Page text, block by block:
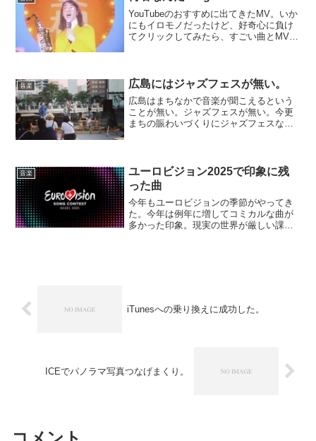
なディーバが多かった気も...
YouTubeのおすすめに出てきたMV。いか
にもイロモノだったけど、好奇心に負け
てクリックしてみたら、すごい曲とMVだ
い。レイニッチみ...
音楽 広島にはジャズフェスが無い。
広島はまちなかで音楽が聞こえるという
ことが無い。ジャズフェスが無い。今更
まちの賑わいづくりにジャズフェスなん
しコンプレックスに感じて...
音楽
ユーロビジョン2025で印象に残
った曲
今年もユーロビジョンの季節がやってき
た。今年は例年に増してコミカルな曲が
多かった印象。現実の世界が厳しい課題
iTunesへの乗り換えに成功した。
ICEでパノラマ写真つなげまくり。